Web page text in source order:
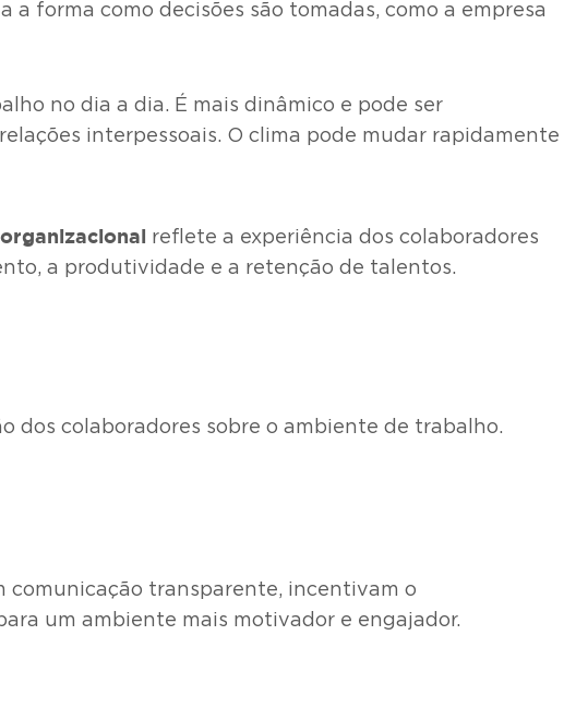
forma como decisões são tomadas, como a empresa
no dia a dia. É mais dinâmico e pode ser
interpessoais. O clima pode mudar rapidamente
reflete a experiência dos colaboradores
a produtividade e a retenção de talentos.
dos colaboradores sobre o ambiente de trabalho.
comunicação transparente, incentivam o
um ambiente mais motivador e engajador.